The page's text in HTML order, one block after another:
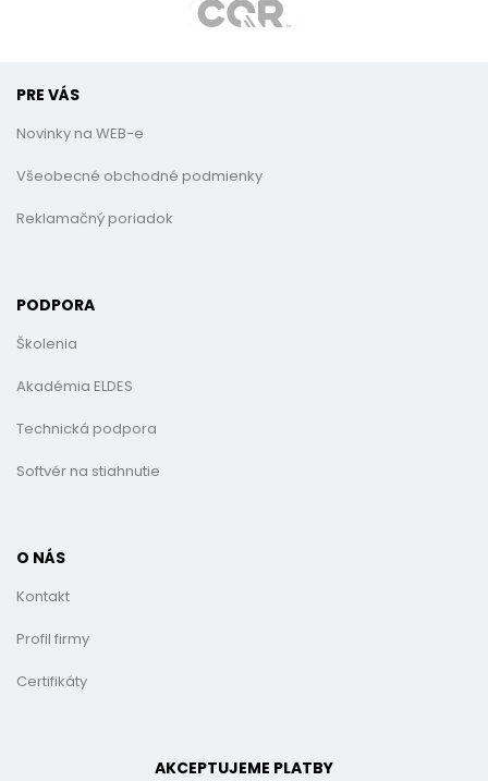
PRE VÁS
Novinky na WEB-e
Všeobecné obchodné podmienky
Reklamačný poriadok
PODPORA
Školenia
Akadémia ELDES
Technická podpora
Softvér na stiahnutie
O NÁS
Kontakt
Profil firmy
Certifikáty
AKCEPTUJEME PLATBY